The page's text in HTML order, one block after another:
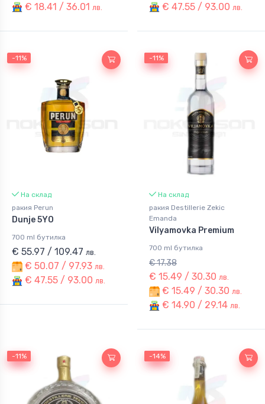
€ 18.41 / 36.01 лв. € 47.55 / 93.00 лв.
-11%
На склад
ракия Perun
Dunje 5YO
700 ml бутилка
€ 55.97 / 109.47 лв.
€ 50.07 / 97.93 лв.
€ 47.55 / 93.00 лв.
-11%
-11%
На склад
ракия Destillerie Zekic
Emanda
Vilyamovka Premium
700 ml бутилка
€ 17.38
€ 15.49 / 30.30 лв.
€ 15.49 / 30.30 лв.
€ 14.90 / 29.14 лв.
-11%
-11% -14%
-14%